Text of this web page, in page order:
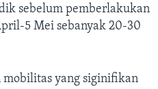
sebelum pemberlakukan
5 Mei sebanyak 20-30
yang siginifikan